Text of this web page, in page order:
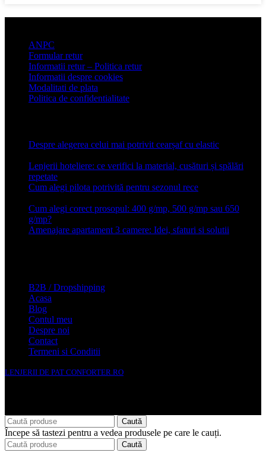
ANPC
Formular retur
Informatii retur – Politica retur
Informatii despre cookies
Modalitati de plata
Politica de confidentialitate
Despre alegerea celui mai potrivit cearșaf cu elastic
Lenjerii hoteliere: ce verifici la material, cusături și spălări
repetate
Cum alegi pilota potrivită pentru sezonul rece
Cum alegi corect prosopul: 400 g/mp, 500 g/mp sau 650
g/mp?
Amenajare apartament 3 camere: Idei, sfaturi si solutii
B2B / Dropshipping
Acasa
Blog
Contul meu
Despre noi
Contact
Termeni si Conditii
LENJERII DE PAT CONFORTER.RO
Caută
Începe să tastezi pentru a vedea produsele pe care le cauți.
Caută